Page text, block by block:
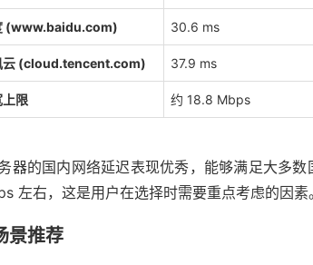
(www.baidu.com) 30.6 ms
云 (cloud.tencent.com) 37.9 ms
限 约 18.8 Mbps
器的国内网络延迟表现优秀，能够满足大多数
左右，这是用户在选择时需要重点考虑的因素
景推荐